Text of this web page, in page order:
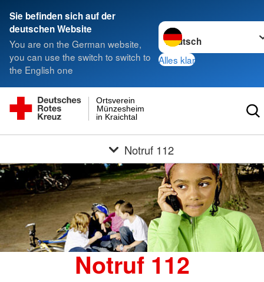
Sie befinden sich auf der
deutschen Website
You are on the German website,
you can use the switch to switch to
the English one
Sprache wechseln zu
Alles klar
in Kraichtal
Münzesheim
Ortsverein
Notruf 112
Notruf 112